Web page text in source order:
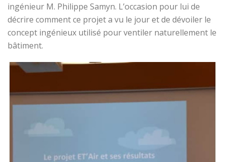
ingénieur M. Philippe Samyn. L’occasion pour lui de
décrire comment ce projet a vu le jour et de dévoiler le
concept ingénieux utilisé pour ventiler naturellement le
bâtiment.